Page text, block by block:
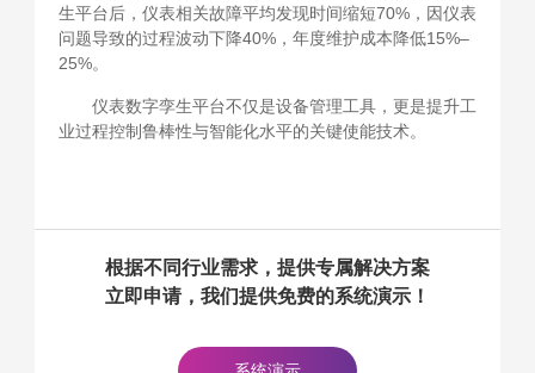
生平台后，仪表相关故障平均发现时间缩短70%，因仪表
问题导致的过程波动下降40%，年度维护成本降低15%–
25%。
仪表数字孪生平台不仅是设备管理工具，更是提升工
业过程控制鲁棒性与智能化水平的关键使能技术。
根据不同行业需求，提供专属解决方案
立即申请，我们提供免费的系统演示！